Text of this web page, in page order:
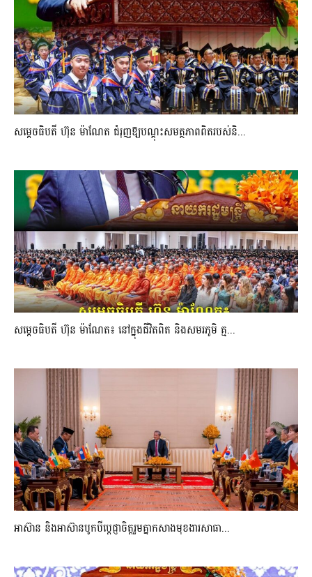
សម្តេចធិបតី ហ៊ុន ម៉ាណែត ជំរុញឱ្យបណ្តុះសមត្ថភាពពិតរបស់និ...
សម្តេចធិបតី ហ៊ុន ម៉ាណែត៖ នៅក្នុងជីវិតពិត និងសមរភូមិ គ្ម...
អាស៊ាន និងអាស៊ានបូកបីប្តេជ្ញាចិត្តរួមគ្នាកសាងមុខងារសាធា...